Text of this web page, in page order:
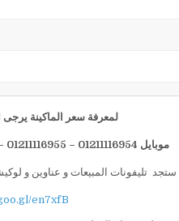
لمعرفة سعر الماكينة يرجى
موبايل 01211116954 – 01211116955 – 01211116956 – 01211116958
ستجد تليفونات المبيعات و عناوين و
en7xfB